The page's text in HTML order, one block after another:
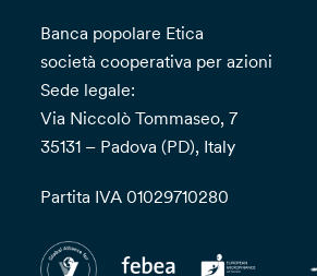
Banca popolare Etica
società cooperativa per azioni
Sede legale:
Via Niccolò Tommaseo, 7
35131 – Padova (PD), Italy
Partita IVA 01029710280